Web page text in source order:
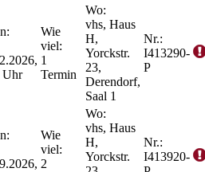
Uhr
Wie
viel:
1
Termin
Wo:
vhs, Haus
H,
Yorckstr.
23,
Derendorf,
Saal 1
Nr.:
I413290-
P
Wie
viel:
2
Wo:
vhs, Haus
H,
Yorckstr.
Nr.:
I413920-